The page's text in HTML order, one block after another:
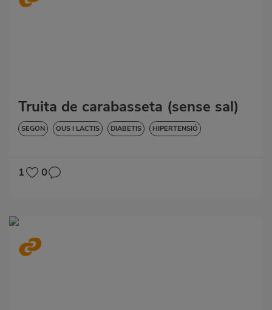
Truita de carabasseta (sense sal)
SEGON OUS I LACTIS DIABETIS
HIPERTENSIÓ
1 0